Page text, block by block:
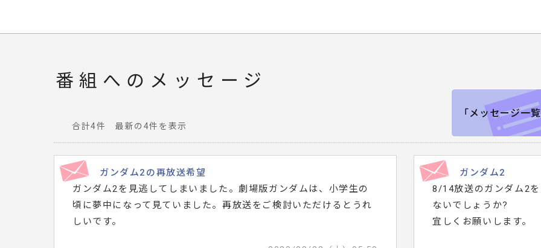
番組へのメッセージ
組
へ
寄
「メッセージ一
合計4件 最新の4件を表示
ガンダム2の再放送希望
ガンダム2を見逃してしまいました。劇場版ガンダムは、小学生の
頃に夢中になって見ていました。再放送をご検討いただけるとうれ
しいです。
ガンダム2
8/14放送のガンダム2
ないでしょうか?
宜しくお願いします。